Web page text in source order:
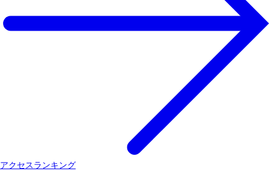
アクセスランキング